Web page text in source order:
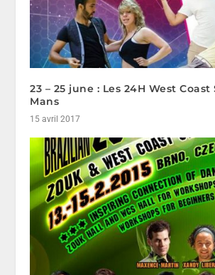
23 – 25 june : Les 24H West
Mans
15 avril 2017